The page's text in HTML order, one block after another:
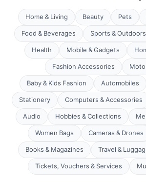
Home & Living Beauty Pets
Food & Beverages
Sports & Outdoors
Health
Mobile & Gadgets
Fashion Accessories
Baby & Kids Fashion
Automobiles
Stationery
Computers & Accessories
Audio
Hobbies & Collections
Women Bags
Cameras & Drones
Books & Magazines
Travel &
Tickets, Vouchers & Services